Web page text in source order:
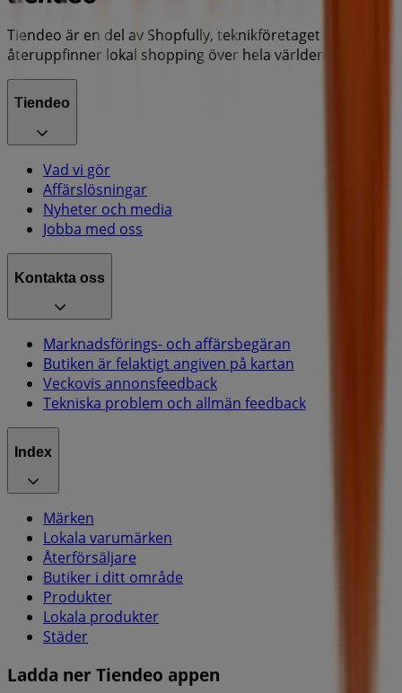
Tiendeo är en del av Shopfully, teknikföretaget som
återuppfinner lokal shopping över hela världen.
Tiendeo
Vad vi gör
Affärslösningar
Nyheter och media
Jobba med oss
Kontakta oss
Marknadsförings- och affärsbegäran
Butiken är felaktigt angiven på kartan
Veckovis annonsfeedback
Tekniska problem och allmän feedback
Index
Märken
Lokala varumärken
Återförsäljare
Butiker i ditt område
Produkter
Lokala produkter
Städer
Ladda ner Tiendeo appen